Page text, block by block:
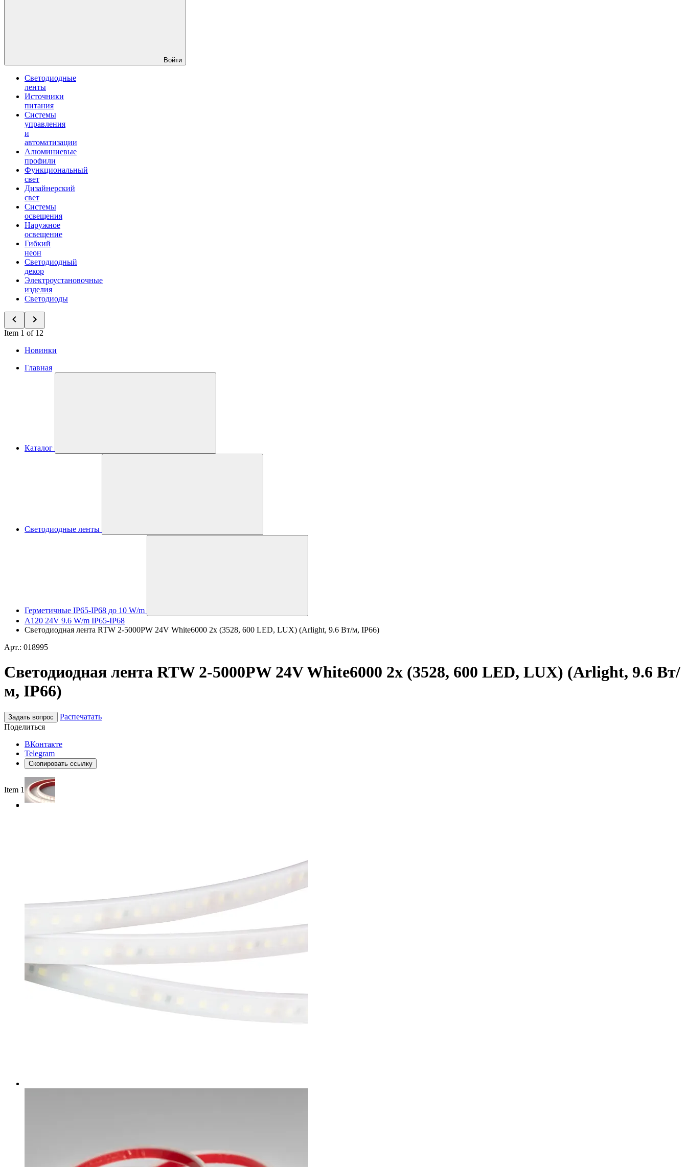
Войти
Светодиодные
ленты
Источники
питания
Системы
управления
и
автоматизации
Алюминиевые
профили
Функциональный
свет
Дизайнерский
свет
Системы
освещения
Наружное
освещение
Гибкий
неон
Светодиодный
декор
Электроустановочные
изделия
Светодиоды
Item 1 of 12
Новинки
Главная
Каталог
Светодиодные ленты
Герметичные IP65-IP68 до 10 W/m
A120 24V 9.6 W/m IP65-IP68
Светодиодная лента RTW 2-5000PW 24V White6000 2x (3528, 600 LED, LUX) (Arlight, 9.6 Вт/м, IP66)
Арт.: 018995
Светодиодная лента RTW 2-5000PW 24V White6000 2x (3528, 600 LED, LUX) (Arlight, 9.6 Вт/
м, IP66)
Задать вопрос
Распечатать
Поделиться
ВКонтакте
Telegram
Скопировать ссылку
Item 1 of 5